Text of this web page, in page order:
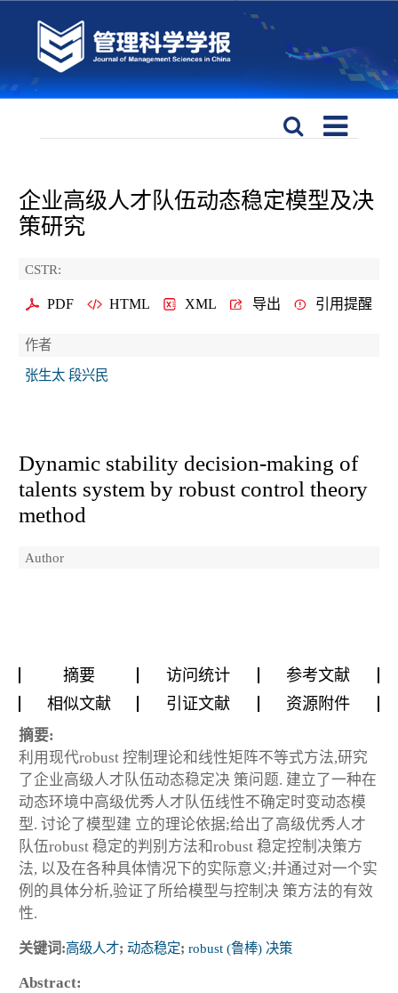
企业高级人才队伍动态稳定模型及决
策研究
CSTR:
PDF HTML XML 导出 引用提醒
作者
张生太 段兴民
Dynamic stability decision-making of
talents system by robust control theory
method
Author
摘要 访问统计
参考文献
相似文献
引证文献 资源附件
摘要:
利用现代robust 控制理论和线性矩阵不等式方法,研究
了企业高级人才队伍动态稳定决 策问题. 建立了一种在
动态环境中高级优秀人才队伍线性不确定时变动态模
型. 讨论了模型建 立的理论依据;给出了高级优秀人才
队伍robust 稳定的判别方法和robust 稳定控制决策方
法, 以及在各种具体情况下的实际意义;并通过对一个实
例的具体分析,验证了所给模型与控制决 策方法的有效
性.
关键词:高级人才; 动态稳定; robust (鲁棒) 决策
Abstract: